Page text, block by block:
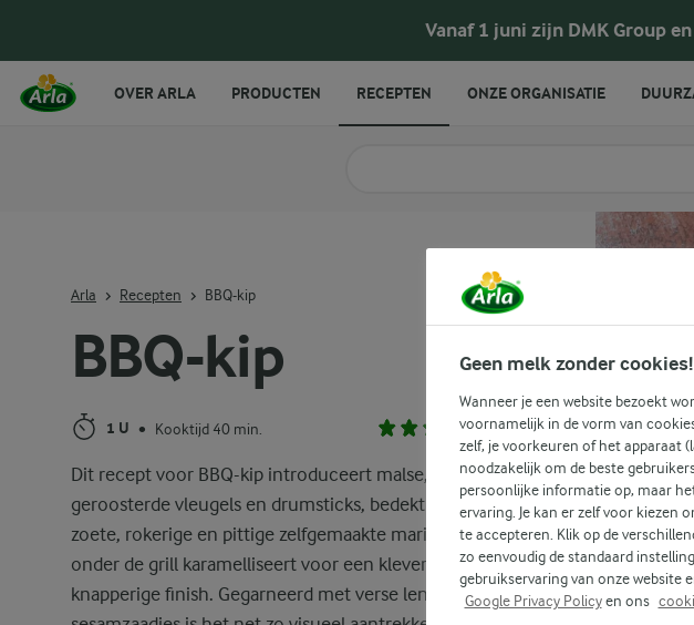
Vanaf 1 juni zijn DMK Group
BBQ-kip
1 U • Kooktijd 40 min. (1)
Dit recept voor BBQ-kip introduceert malse, in de oven
geroosterde vleugels en drumsticks, bedekt met een
zoete, rokerige en pittige zelfgemaakte marinade die
onder de grill karamelliseert voor een kleverige,
knapperige finish. Gegarneerd met verse lente-uitjes en
Arla Recepten BBQ-kip
OVER ARLA PRODUCTEN RECEPTEN ONZE ORGANISATIE
Geen melk zonder cookies!
Wanneer je een website bezoekt
voornamelijk in de vorm van
zelf, je voorkeuren of het apparaat
noodzakelijk om de beste
persoonlijke informatie op, maar
ervaring. Je kan er zelf voor kiezen
te accepteren. Klik op de
zo eenvoudig de standaard
gebruikservaring van onze website
Google Privacy Policyen ons